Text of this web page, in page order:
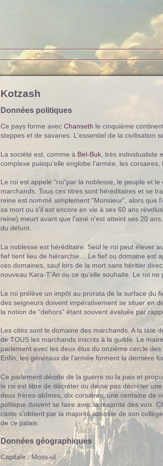
Kotzash
Données politiques
Ce pays forme avec Chanseth le cinquième
steppes et de savanes. L'essentiel de la civilisation
La société est, comme à Bel-Buk , très individualiste
complexe puisqu'elle englobe l'armée, les
Le roi est appelé “roi”par la noblesse, le peuple et
marchands. Tous ces titres sont héréditaires et se
reine est nommé simplement “Monsieur”, alors
sa mort ou s'il est encore en vie à ses 60 ans
reine) meurt avant que l'ainé n'est atteint ses 20
du défunt.
La noblesse est héréditaire. Seul le roi peut élever
fief tient lieu de hiérarchie… Le fief ou domaine est
ces domaines, sauf lors de la mort sans héritier
nouveau Kara-T'An ou ce qu'elle souhaite. Le roi
Le roi prélève un impôt au prorata de la surface du
des seigneurs doivent impérativement se situer en
la notion de “dehors” étant souvent évaluée par
Les cités sont le domaine des marchands. A la tête
de TOUS les marchands inscrits à la guilde. Le
parlement avec les deux élus du onzième cercle
Enfin, les généraux de l'armée forment la dernière
Ce parlement décide de la guerre ou la paix et
le roi est libre de décréter ou de ne pas décréter
deux frères-abîmes, dix corsaires, une centaine de
politique doivent se faire avec la majorité des voix.
caste s'obtient par la majorité absolue de son
de ce palais.
Données géographiques
Capitale : Moss-ul